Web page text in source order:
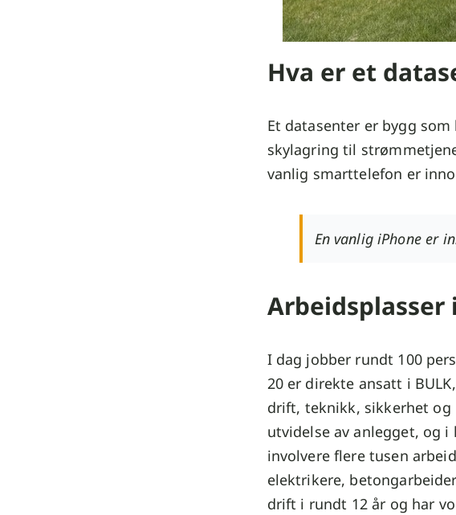
Hva er et
Et datasenter er bygg
skylagring til
vanlig smarttelefon er
En vanlig iPhone er
I dag jobber rundt 100
20 er direkte ansatt i
drift, teknikk, sikkerhet og
utvidelse av anlegget, og
involvere flere tusen
elektrikere,
drift i rundt 12 år og har